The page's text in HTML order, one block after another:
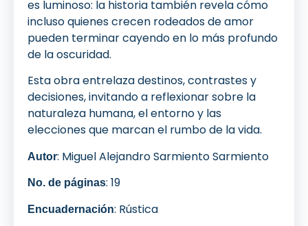
es luminoso: la historia también revela cómo
incluso quienes crecen rodeados de amor
pueden terminar cayendo en lo más profundo
de la oscuridad.
Esta obra entrelaza destinos, contrastes y
decisiones, invitando a reflexionar sobre la
naturaleza humana, el entorno y las
elecciones que marcan el rumbo de la vida.
Autor: Miguel Alejandro Sarmiento Sarmiento
No. de páginas: 19
Encuadernación: Rústica